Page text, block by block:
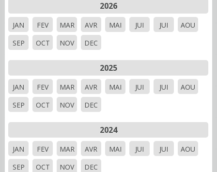
2026
JAN FEV MAR AVR MAI JUI JUI
AOU
SEP
OCT NOV DEC
2025
JAN FEV MAR AVR MAI JUI JUI
AOU
SEP
OCT NOV DEC
2024
JAN FEV MAR AVR MAI JUI JUI
AOU
SEP
OCT NOV DEC